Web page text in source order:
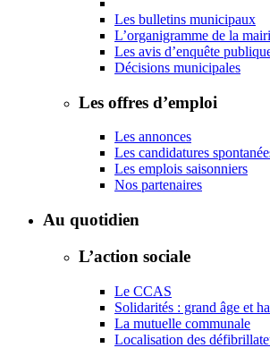
Les bulletins municipaux
L’organigramme de la
Les avis d’enquête
Décisions municipales
Les offres d’emploi
Les annonces
Les candidatures
Les emplois saisonniers
Nos partenaires
Au quotidien
L’action sociale
Le CCAS
Solidarités : grand âge et
La mutuelle communale
Localisation des